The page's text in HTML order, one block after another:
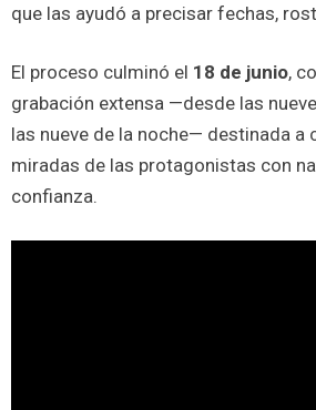
que las ayudó a precisar fechas,
El proceso culminó el 18 de junio,
grabación extensa —desde las
las nueve de la noche— destinada a
miradas de las protagonistas con
confianza.